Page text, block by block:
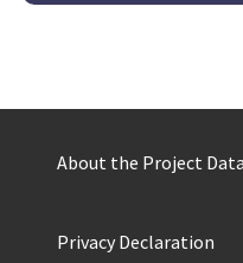
About the Project
Privacy Declaration